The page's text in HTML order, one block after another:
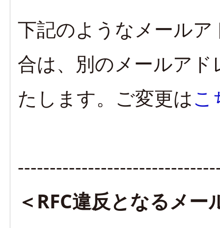
下記のようなメール
合は、別のメールア
たします。ご変更はこ
＜RFC違反となるメ